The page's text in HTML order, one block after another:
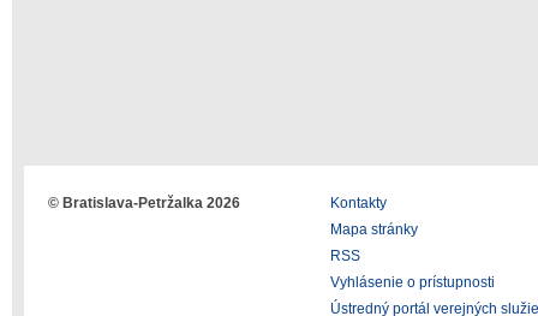
© Bratislava-Petržalka 2026
Kontakty
Mapa stránky
RSS
Vyhlásenie o prístupnosti
Ústredný portál verejných